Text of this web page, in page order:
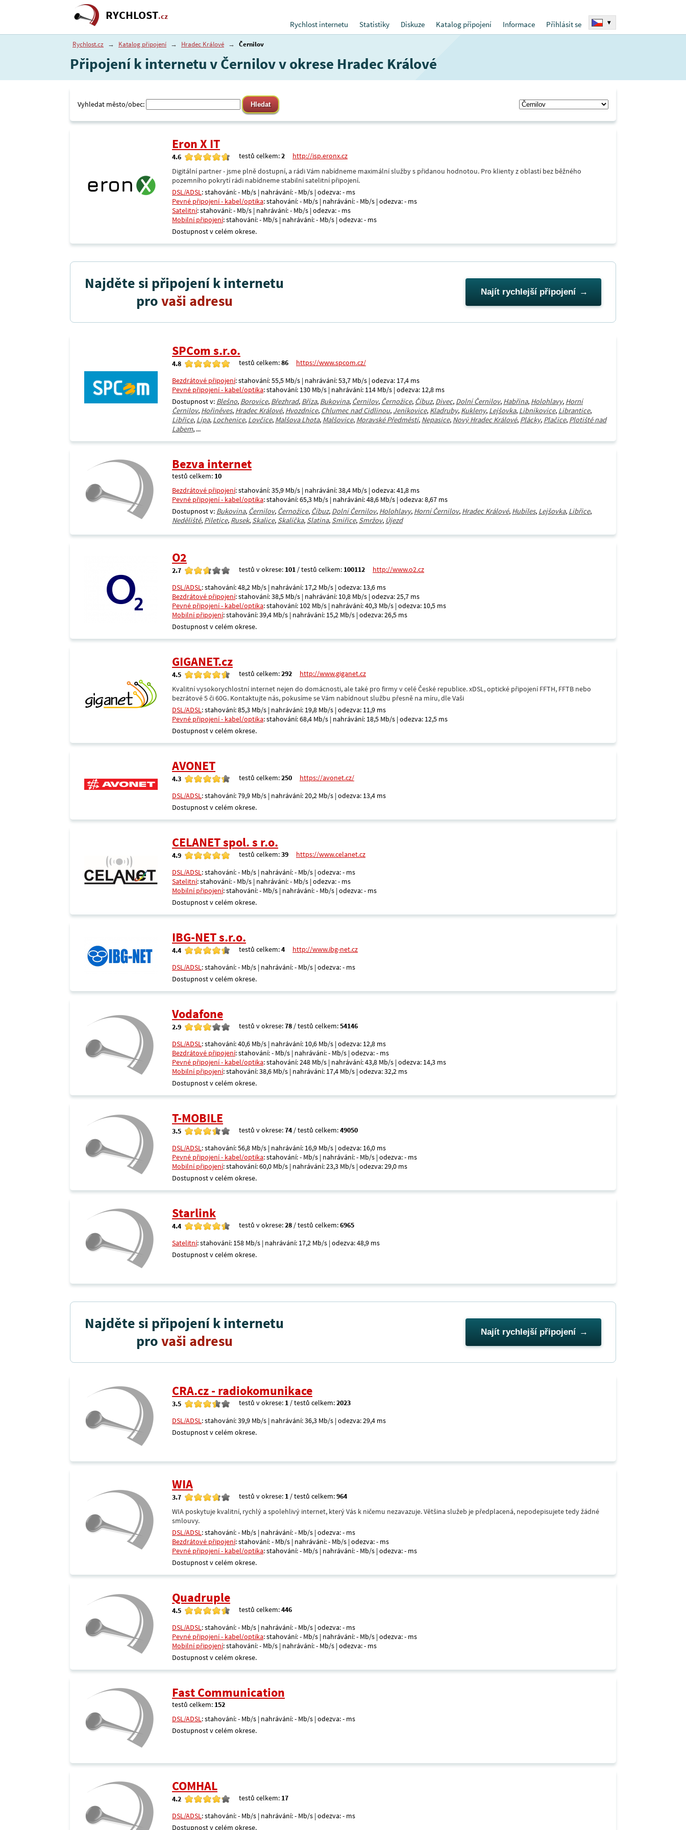
RYCHLOST.cz
Rychlost internetu
Statistiky Diskuze Katalog připojení Informace Přihlásit se ▾
Rychlost.cz → Katalog připojení → Hradec Králové → Černilov
Připojení k internetu v Černilov v okrese Hradec Králové
Vyhledat město/obec:
Eron X IT
4.6 testů celkem:2
http://isp.eronx.cz
Digitální partner - jsme plně dostupní, a rádi Vám nabídneme maximální služby s přidanou hodnotou. Pro klienty z oblastí bez běžného
pozemního pokrytí rádi nabídneme stabilní satelitní připojení.
DSL/ADSL: stahování: - Mb/s | nahrávání: - Mb/s | odezva: - ms
Pevné připojení - kabel/optika: stahování: - Mb/s | nahrávání: - Mb/s | odezva: - ms
Satelitní: stahování: - Mb/s | nahrávání: - Mb/s | odezva: - ms
Mobilní připojení: stahování: - Mb/s | nahrávání: - Mb/s | odezva: - ms
Dostupnost v celém okrese.
Najděte si připojení k internetu
provaši adresu Najít rychlejší připojení
SPCom s.r.o.
4.8 testů celkem:86
https://www.spcom.cz/
Bezdrátové připojení: stahování: 55,5 Mb/s | nahrávání: 53,7 Mb/s | odezva: 17,4 ms
Pevné připojení - kabel/optika: stahování: 130 Mb/s | nahrávání: 114 Mb/s | odezva: 12,8 ms
Dostupnost v: Blešno, Borovice, Březhrad, Bříza, Bukovina, Černilov, Černožice, Číbuz, Divec, Dolní Černilov, Habřina, Holohlavy, Horní
Černilov, Hořiněves, Hradec Králové, Hvozdnice, Chlumec nad Cidlinou, Jeníkovice, Kladruby, Kukleny, Lejšovka, Libníkovice, Librantice,
Libřice, Lípa, Lochenice, Lovčice, Malšova Lhota, Malšovice, Moravské Předměstí, Nepasice, Nový Hradec Králové, Plácky, Plačice, Plotiště nad
Labem, ...
Bezva internet
testů celkem: 10
Bezdrátové připojení: stahování: 35,9 Mb/s | nahrávání: 38,4 Mb/s | odezva: 41,8 ms
Pevné připojení - kabel/optika: stahování: 65,3 Mb/s | nahrávání: 48,6 Mb/s | odezva: 8,67 ms
Dostupnost v: Bukovina, Černilov, Černožice, Číbuz, Dolní Černilov, Holohlavy, Horní Černilov, Hradec Králové, Hubíles, Lejšovka, Libřice,
Neděliště, Piletice, Rusek, Skalice, Skalička, Slatina, Smiřice, Smržov, Újezd
O2
2.7 testů v okrese: 101 / testů celkem: 100112
http://www.o2.cz
DSL/ADSL: stahování: 48,2 Mb/s | nahrávání: 17,2 Mb/s | odezva: 13,6 ms
Bezdrátové připojení: stahování: 38,5 Mb/s | nahrávání: 10,8 Mb/s | odezva: 25,7 ms
Pevné připojení - kabel/optika: stahování: 102 Mb/s | nahrávání: 40,3 Mb/s | odezva: 10,5 ms
Mobilní připojení: stahování: 39,4 Mb/s | nahrávání: 15,2 Mb/s | odezva: 26,5 ms
Dostupnost v celém okrese.
GIGANET.cz
4.5 testů celkem:292
http://www.giganet.cz
Kvalitní vysokorychlostní internet nejen do domácnosti, ale také pro firmy v celé České republice. xDSL, optické připojení FFTH, FFTB nebo
bezrátové 5 či 60G. Kontaktujte nás, pokusíme se Vám nabídnout službu přesně na míru, dle Vaši
DSL/ADSL: stahování: 85,3 Mb/s | nahrávání: 19,8 Mb/s | odezva: 11,9 ms
Pevné připojení - kabel/optika: stahování: 68,4 Mb/s | nahrávání: 18,5 Mb/s | odezva: 12,5 ms
Dostupnost v celém okrese.
AVONET
4.3 testů celkem:250
https://avonet.cz/
DSL/ADSL: stahování: 79,9 Mb/s | nahrávání: 20,2 Mb/s | odezva: 13,4 ms
Dostupnost v celém okrese.
CELANET spol. s r.o.
4.9 testů celkem:39
https://www.celanet.cz
DSL/ADSL: stahování: - Mb/s | nahrávání: - Mb/s | odezva: - ms
Satelitní: stahování: - Mb/s | nahrávání: - Mb/s | odezva: - ms
Mobilní připojení: stahování: - Mb/s | nahrávání: - Mb/s | odezva: - ms
Dostupnost v celém okrese.
IBG-NET s.r.o.
4.4 testů celkem:4
http://www.ibg-net.cz
DSL/ADSL: stahování: - Mb/s | nahrávání: - Mb/s | odezva: - ms
Dostupnost v celém okrese.
Vodafone
2.9 testů v okrese:78 / testů celkem:54146
DSL/ADSL: stahování: 40,6 Mb/s | nahrávání: 10,6 Mb/s | odezva: 12,8 ms
Bezdrátové připojení: stahování: - Mb/s | nahrávání: - Mb/s | odezva: - ms
Pevné připojení - kabel/optika: stahování: 248 Mb/s | nahrávání: 43,8 Mb/s | odezva: 14,3 ms
Mobilní připojení: stahování: 38,6 Mb/s | nahrávání: 17,4 Mb/s | odezva: 32,2 ms
Dostupnost v celém okrese.
T-MOBILE
3.5 testů v okrese:74 / testů celkem:49050
DSL/ADSL: stahování: 56,8 Mb/s | nahrávání: 16,9 Mb/s | odezva: 16,0 ms
Pevné připojení - kabel/optika: stahování: - Mb/s | nahrávání: - Mb/s | odezva: - ms
Mobilní připojení: stahování: 60,0 Mb/s | nahrávání: 23,3 Mb/s | odezva: 29,0 ms
Dostupnost v celém okrese.
Starlink
4.4 testů v okrese:28 / testů celkem:6965
Satelitní: stahování: 158 Mb/s | nahrávání: 17,2 Mb/s | odezva: 48,9 ms
Dostupnost v celém okrese.
Najděte si připojení k internetu
provaši adresu Najít rychlejší připojení
CRA.cz - radiokomunikace
3.5 testů v okrese: 1 / testů celkem:2023
DSL/ADSL: stahování: 39,9 Mb/s | nahrávání: 36,3 Mb/s | odezva: 29,4 ms
Dostupnost v celém okrese.
WIA
3.7 testů v okrese: 1 / testů celkem:964
WIA poskytuje kvalitní, rychlý a spolehlivý internet, který Vás k ničemu nezavazuje. Většina služeb je předplacená, nepodepisujete tedy žádné
smlouvy.
DSL/ADSL: stahování: - Mb/s | nahrávání: - Mb/s | odezva: - ms
Bezdrátové připojení: stahování: - Mb/s | nahrávání: - Mb/s | odezva: - ms
Pevné připojení - kabel/optika: stahování: - Mb/s | nahrávání: - Mb/s | odezva: - ms
Dostupnost v celém okrese.
Quadruple
4.5 testů celkem:446
DSL/ADSL: stahování: - Mb/s | nahrávání: - Mb/s | odezva: - ms
Pevné připojení - kabel/optika: stahování: - Mb/s | nahrávání: - Mb/s | odezva: - ms
Mobilní připojení: stahování: - Mb/s | nahrávání: - Mb/s | odezva: - ms
Dostupnost v celém okrese.
Fast Communication
testů celkem: 152
DSL/ADSL: stahování: - Mb/s | nahrávání: - Mb/s | odezva: - ms
Dostupnost v celém okrese.
COMHAL
4.2 testů celkem: 17
DSL/ADSL: stahování: - Mb/s | nahrávání: - Mb/s | odezva: - ms
Dostupnost v celém okrese.